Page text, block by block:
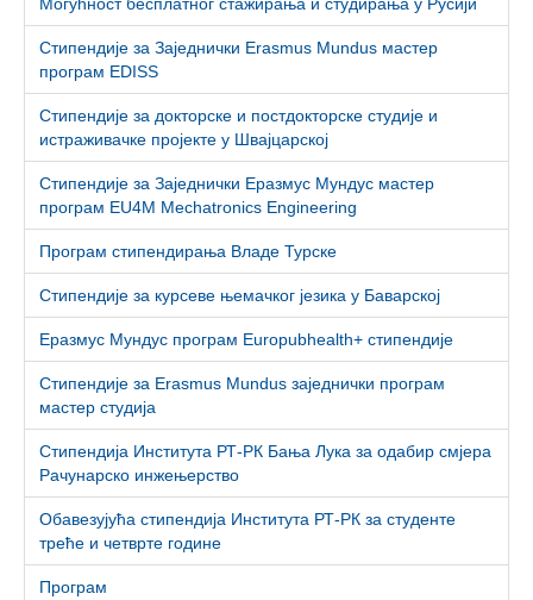
Стипендије за Заједнички Erasmus Mundus мастер
програм EDISS
Стипендије за докторске и постдокторске студије и
истраживачке пројекте у Швајцарској
Стипендије за Заједнички Еразмус Мундус мастер
програм EU4M Mechatronics Engineering
Програм стипендирања Владе Турске
Стипендије за курсеве њемачког језика у Баварској
Еразмус Мундус програм Europubhealth+ стипендије
Стипендије за Erasmus Mundus заједнички програм
мастер студија
Стипендија Института РТ-РК Бања Лука за одабир смјера
Рачунарско инжењерство
Обавезујућа стипендија Института РТ-РК за студенте
треће и четврте године
Програм